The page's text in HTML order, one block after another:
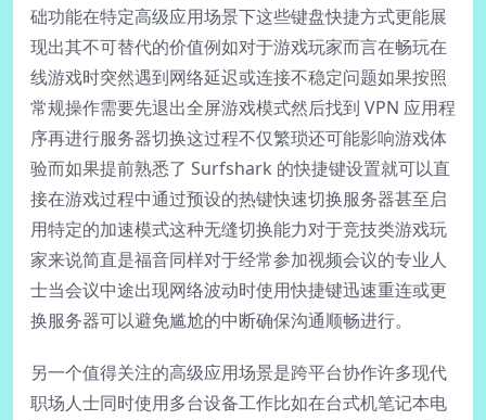
础功能在特定高级应用场景下这些键盘快捷方式更能展
现出其不可替代的价值例如对于游戏玩家而言在畅玩在
线游戏时突然遇到网络延迟或连接不稳定问题如果按照
常规操作需要先退出全屏游戏模式然后找到 VPN 应用程
序再进行服务器切换这过程不仅繁琐还可能影响游戏体
验而如果提前熟悉了 Surfshark 的快捷键设置就可以直
接在游戏过程中通过预设的热键快速切换服务器甚至启
用特定的加速模式这种无缝切换能力对于竞技类游戏玩
家来说简直是福音同样对于经常参加视频会议的专业人
士当会议中途出现网络波动时使用快捷键迅速重连或更
换服务器可以避免尴尬的中断确保沟通顺畅进行。
另一个值得关注的高级应用场景是跨平台协作许多现代
职场人士同时使用多台设备工作比如在台式机笔记本电